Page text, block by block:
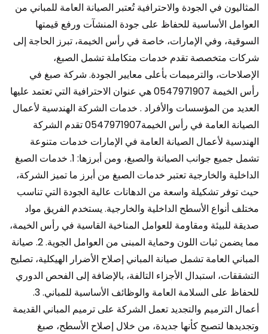
المثاليون في الجودة والاحترافية تُعتبر الصيانة العامة للمباني من
العوامل الأساسية للحفاظ على جودة المنشآت ورفع قيمتها
السوقية، وفي الإمارات، خاصة في رأس الخيمة، تبرز الحاجة إلى
شركات متخصصة تقدم خدمات متكاملة تشمل الصبغ،
الإصلاحات، والترميمات بأعلى معايير الجودة. شركة صبغ في
رأس الخيمة 0547971907 هي عنوان الاحترافية التي تعتمد عليها
العديد من المؤسسات والأفراد . خدمات الشركة الهندسية لأعمال
الصيانة العامة في رأس الخيمة0547971907 تقدم الشركة
الهندسية لأعمال الصيانة العامة في الإمارات خدمات متنوعة
تشمل جميع جوانب الصيانة والصبغ، ومن أبرزها: 1. خدمات الصبغ
الداخلية والخارجية تعتبر خدمات الصبغ من أبرز ما تميز الشركة،
حيث توفر تشكيلة واسعة من الدهانات عالية الجودة التي تناسب
مختلف أنواع الأسطح الداخلية والخارجية. يستخدم الفريق مواد
صديقة للبيئة ومقاومة للعوامل المناخية القاسية في رأس الخيمة،
مما يضمن ثبات اللون وحماية المبنى من العوامل الجوية. 2. صيانة
المباني العامة تشمل صيانة المباني إصلاح الأضرار الهيكلية، تصليح
التشققات، استبدال الأجزاء التالفة، بالإضافة إلى الفحص الدوري
للحفاظ على السلامة العامة والوظائف الأساسية للمباني. 3.
أعمال الترميم والتجديد تعمل الشركة على ترميم المباني القديمة
وتجديدها لتصبح كأنها جديدة، من خلال إصلاح الأسطح، صبغ